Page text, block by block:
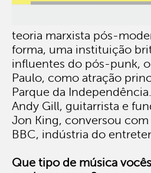
teoria marxista pós-
forma, uma instituição
influentes do pós-punk,
Paulo, como atração
Parque da
Andy Gill, guitarrista e
Jon King, conversou com
BBC, indústria do
Que tipo de música